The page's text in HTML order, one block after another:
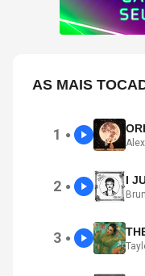
AS MAIS
1 ●
2 ● I
3 ●